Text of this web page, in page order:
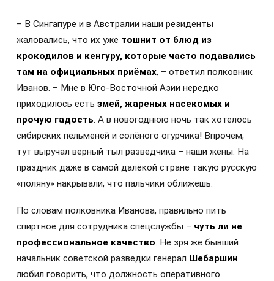
– В Сингапуре и в Австралии наши резиденты
жаловались, что их уже тошнит от блюд из
крокодилов и кенгуру, которые часто подавались
там на официальных приёмах, – ответил полковник
Иванов. – Мне в Юго-Восточной Азии нередко
приходилось есть змей, жареных насекомых и
прочую гадость. А в новогоднюю ночь так хотелось
сибирских пельменей и солёного огурчика! Впрочем,
тут выручал верный тыл разведчика – наши жёны. На
праздник даже в самой далёкой стране такую русскую
«поляну» накрывали, что пальчики оближешь.
По словам полковника Иванова, правильно пить
спиртное для сотрудника спецслужбы – чуть ли не
профессиональное качество. Не зря же бывший
начальник советской разведки генерал Шебаршин
любил говорить, что должность оперативного